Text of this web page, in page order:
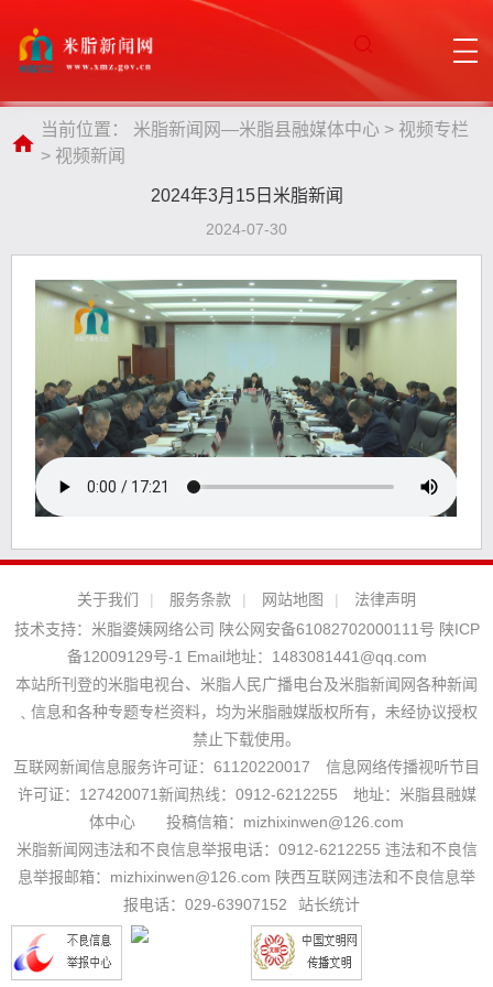
当前位置： 米脂新闻网—米脂县融媒体中心 > 视频专栏
> 视频新闻
2024年3月15日米脂新闻
2024-07-30
关于我们 | 服务条款 | 网站地图 |
法律声明
技术支持： 米脂婆姨网络公司 陕公网安备61082702000111号 陕ICP
备12009129号-1 Email地址： 1483081441@qq.com
本站所刊登的米脂电视台、米脂人民广播电台及米脂新闻网各种新闻
﹑信息和各种专题专栏资料，均为米脂融媒版权所有，未经协议授权
禁止下载使用。
互联网新闻信息服务许可证：61120220017 信息网络传播视听节目
许可证：127420071新闻热线：0912-6212255 地址：米脂县融媒
体中心 投稿信箱：mizhixinwen@126.com
米脂新闻网违法和不良信息举报电话：0912-6212255 违法和不良信
息举报邮箱：mizhixinwen@126.com 陕西互联网违法和不良信息举
报电话：029-63907152
站长统计